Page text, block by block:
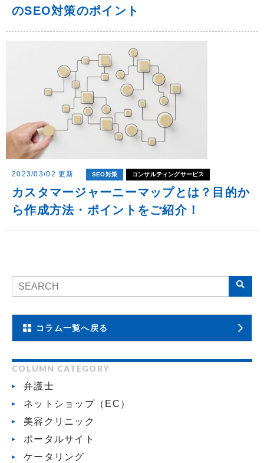
のSEO対策のポイント
2023/03/02 更新 SEO対策 コンサルティングサービス
カスタマージャーニーマップとは？目的か
ら作成方法・ポイントをご紹介！
コラム一覧へ戻る
COLUMN CATEGORY
弁護士
ネットショップ（EC）
美容クリニック
ポータルサイト
ケータリング